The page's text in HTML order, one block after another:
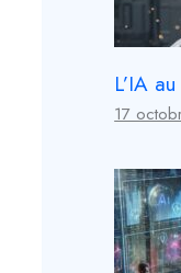
L’IA
17